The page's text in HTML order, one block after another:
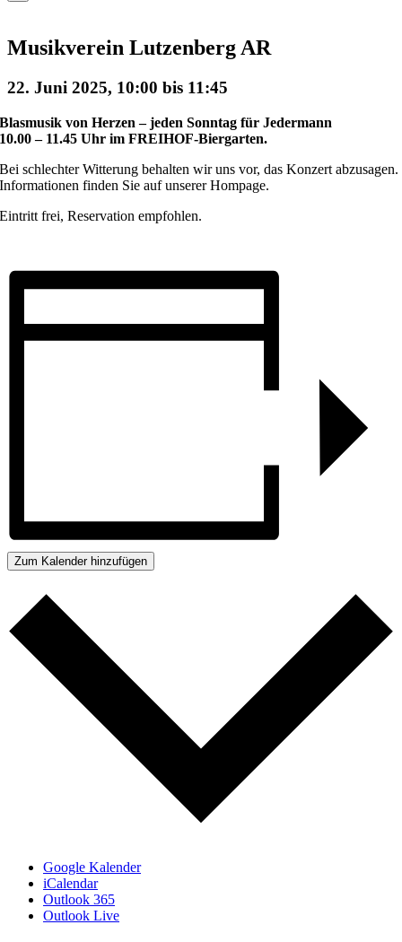
Musikverein Lutzenberg AR
22. Juni 2025, 10:00 bis 11:45
Blasmusik von Herzen – jeden Sonntag für Jedermann
10.00 – 11.45 Uhr im FREIHOF-Biergarten.
Bei schlechter Witterung behalten wir uns vor, das Konzert abzusagen.
Informationen finden Sie auf unserer Hompage.
Eintritt frei, Reservation empfohlen.
Zum Kalender hinzufügen
Google Kalender
iCalendar
Outlook 365
Outlook Live